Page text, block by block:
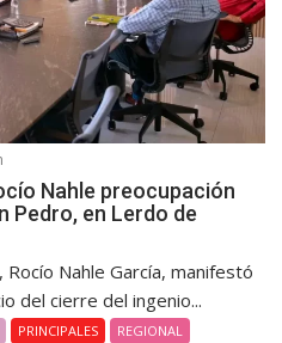
Nahle preocupación
Pedro, en Lerdo de
Nahle García, manifestó
del cierre del ingenio...
PRINCIPALES REGIONAL